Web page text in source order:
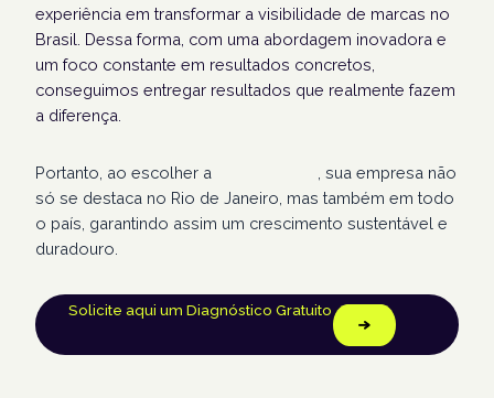
experiência em transformar a visibilidade de marcas no
Brasil. Dessa forma, com uma abordagem inovadora e
um foco constante em resultados concretos,
conseguimos entregar resultados que realmente fazem
a diferença.
Portanto, ao escolher a
, sua empresa não
só se destaca no Rio de Janeiro, mas também em todo
o país, garantindo assim um crescimento sustentável e
duradouro.
Solicite aqui um Diagnóstico Gratuito